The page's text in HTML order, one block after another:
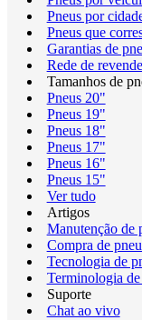
Pneus por
Pneus que
Garantias de
Rede de
Tamanhos de
Pneus 20"
Pneus 19"
Pneus 18"
Pneus 17"
Pneus 16"
Pneus 15"
Ver tudo
Artigos
Manutenção de
Compra de
Tecnologia de
Terminologia de
Suporte
Chat ao vivo